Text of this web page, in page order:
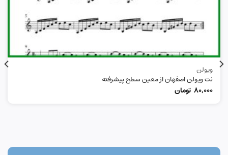
ویولن
نت ویولن اصفهان از معین سطح پیشرفته
80,000 تومان